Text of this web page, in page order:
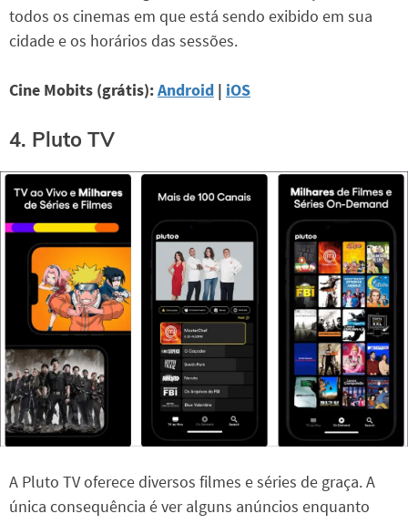
todos os cinemas em que está sendo exibido em sua
cidade e os horários das sessões.
Cine Mobits (grátis):Android | iOS
4. Pluto TV
A Pluto TV oferece diversos filmes e séries de graça. A
única consequência é ver alguns anúncios enquanto